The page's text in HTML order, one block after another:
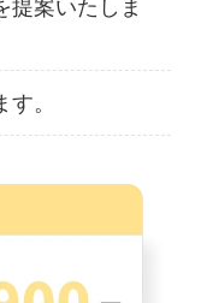
提案いたしま
。